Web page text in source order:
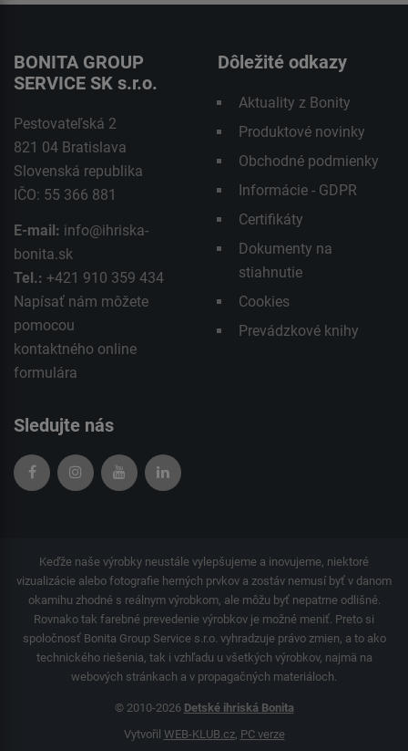
BONITA GROUP
SERVICE SK s.r.o.
Pestovateľská 2
821 04 Bratislava
Slovenská republika
IČO: 55 366 881
E-mail: info@ihriska-
bonita.sk
Tel.: +421 910 359 434
Napísať nám môžete
pomocou
kontaktného online
formulára
Dôležité odkazy
Aktuality z Bonity
Produktové novinky
Obchodné podmienky
Informácie - GDPR
Certifikáty
Dokumenty na
stiahnutie
Cookies
Prevádzkové knihy
Sledujte nás
Keďže naše výrobky neustále vylepšujeme a inovujeme, niektoré
vizualizácie alebo fotografie herných prvkov a zostáv nemusí byť v danom
okamihu zhodné s reálnym výrobkom, ale môžu byť nepatrne odlišné.
Rovnako tak farebné prevedenie výrobkov je možné meniť. Preto si
spoločnosť Bonita Group Service s.r.o. vyhradzuje právo zmien, a to ako
technického riešenia, tak i vzhľadu u všetkých výrobkov, najmä na
webových stránkach a v propagačných materiáloch.
© 2010-2026 Detské ihriská Bonita
Vytvořil WEB-KLUB.cz, PC verze